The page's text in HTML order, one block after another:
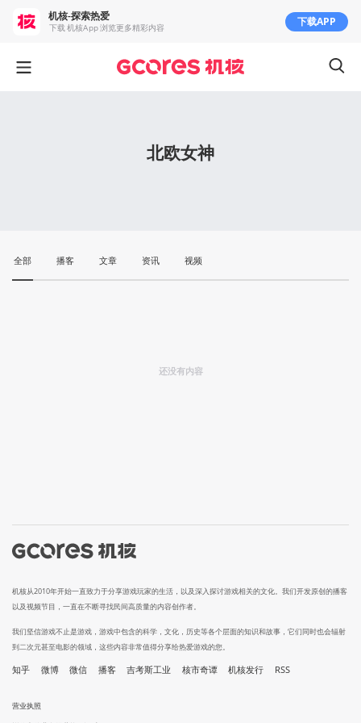
北欧女神
全部 播客 文章 资讯 视频
还没有内容
机核从2010年开始一直致力于分享游戏玩家的生活，以及深入探讨游戏相关的文化。我们开发原创的播客
以及视频节目，一直在不断寻找民间高质量的内容创作者。
我们坚信游戏不止是游戏，游戏中包含的科学，文化，历史等各个层面的知识和故事，它们同时也会辐射
到二次元甚至电影的领域，这些内容非常值得分享给热爱游戏的您。
知乎 微博 微信 播客 吉考斯工业 核市奇谭 机核发行 RSS
营业执照
机核-探索热爱
下载 机核App 浏览更多精彩内容 下载APP